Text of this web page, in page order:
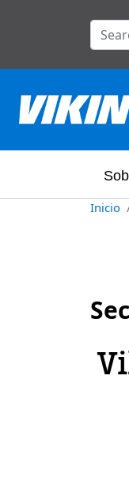
Inicio